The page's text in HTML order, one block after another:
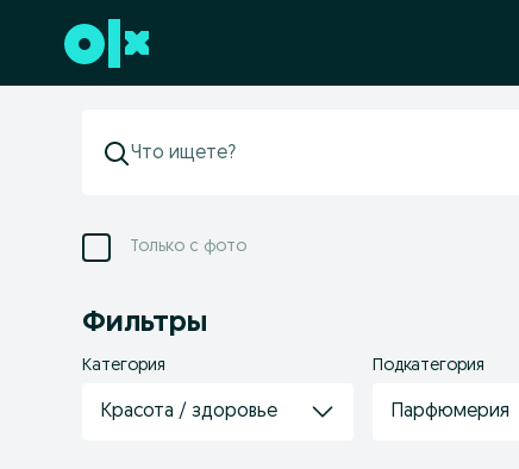
Перейти к нижнему колонтитулу
Только с фото
Фильтры
Категория
Красота / здоровье
Подкатегория
Парфюмерия